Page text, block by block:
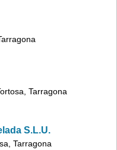
Tarragona
S.L.U.
Tarragona